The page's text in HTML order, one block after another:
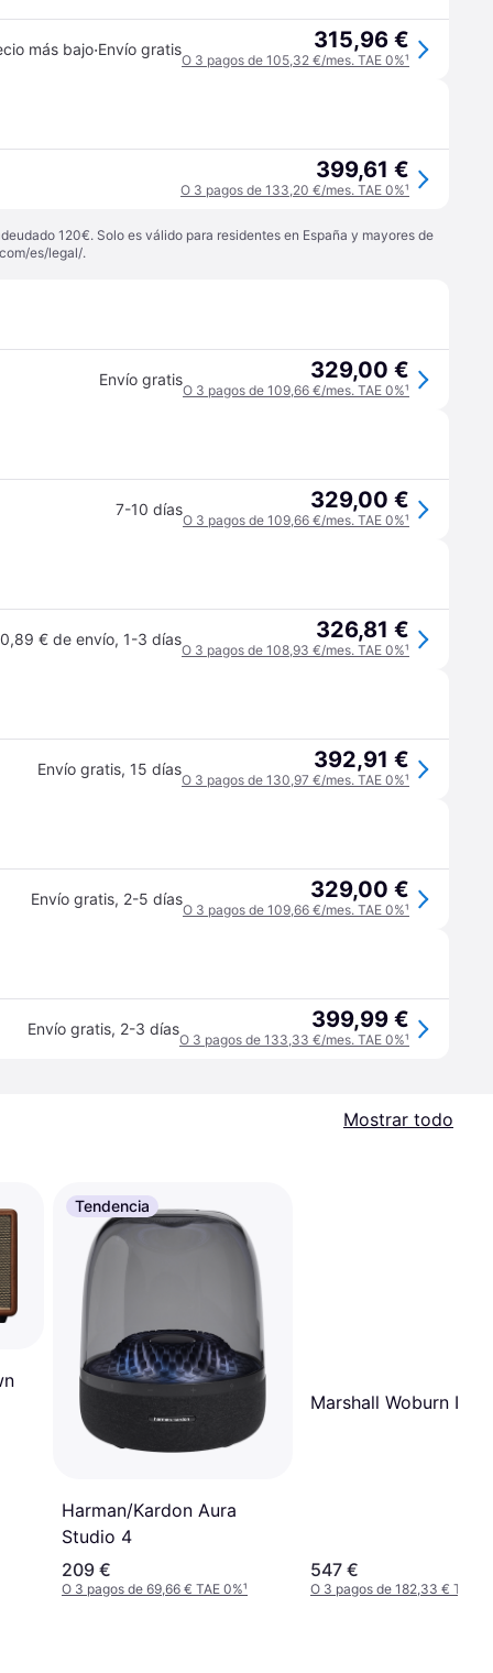
más bajo·Envío gratis 315,96 €
O 3 pagos de 105,32 €/mes. TAE 0%¹
399,61 €
O 3 pagos de 133,20 €/mes. TAE 0%¹
120€. Solo es válido para residentes en España y mayores de
es/legal/.
Envío gratis 329,00 €
O 3 pagos de 109,66 €/mes. TAE 0%¹
7-10 días 329,00 €
O 3 pagos de 109,66 €/mes. TAE 0%¹
€ de envío, 1-3 días 326,81 €
O 3 pagos de 108,93 €/mes. TAE 0%¹
Envío gratis, 15 días 392,91 €
O 3 pagos de 130,97 €/mes. TAE 0%¹
Envío gratis, 2-5 días 329,00 €
O 3 pagos de 109,66 €/mes. TAE 0%¹
Envío gratis, 2-3 días 399,99 €
O 3 pagos de 133,33 €/mes. TAE 0%¹
Mostrar todo
Tendencia
Harman/Kardon Aura
Studio 4
209 €
O 3 pagos de 69,66 € TAE 0%¹
Marshall Woburn III
547 €
O 3 pagos de 182,33 € TAE